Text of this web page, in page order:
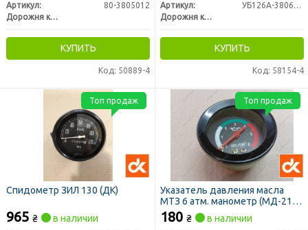
Артикул:
80-3805012
Дорожня карта
КУПИТЬ
Код: 50889-4
Артикул:
УБ126А-3806010
Дорожня карта
КУПИТЬ
Код: 58154-4
Спидометр ЗИЛ 130 (ДК)
965 ₴ в наличии
Топ продаж
Указатель давления масла
МТЗ 6 атм. манометр (МД-219)
(ДК)
180 ₴ в наличии
Топ продаж